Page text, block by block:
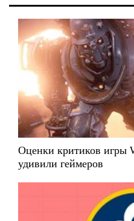
Оценки критиков игры
удивили геймеров